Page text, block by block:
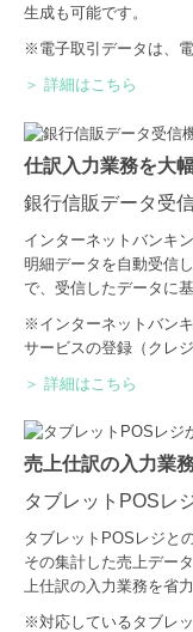
生成も可能です。
※電子取引データは、
＞ 詳細はこちら
仕訳入力業務を大
銀行信販データ受
インターネットバンキ
明細データを自動受信
で、受信したデータに
※インターネットバン
サービスの登録（クレ
＞ 詳細はこちら
売上仕訳の入力業
タブレットPOSレ
タブレットPOSレジと
その集計した売上デー
上仕訳の入力業務を省
※対応しているタブレ